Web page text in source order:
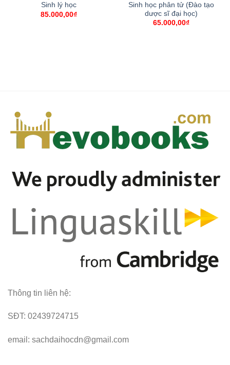
Sinh lý học
85.000,00₫
Sinh học phân tử (Đào tạo
dược sĩ đại học)
65.000,00₫
Thông tin liên hệ:
SĐT: 02439724715
email: sachdaihocdn@gmail.com